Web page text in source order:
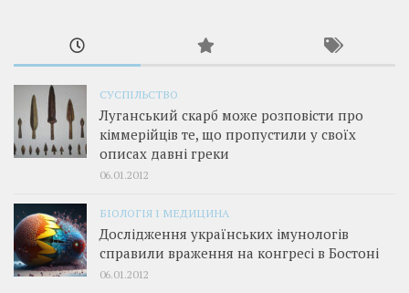
СУСПІЛЬСТВО
Луганський скарб може розповісти про
кіммерійців те, що пропустили у своїх
описах давні греки
06.01.2012
БІОЛОГІЯ І МЕДИЦИНА
Дослідження українських імунологів
справили враження на конгресі в Бостоні
06.01.2012